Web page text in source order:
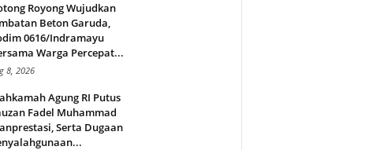
Royong Wujudkan
Beton Garuda,
0616/Indramayu
Warga Percepat...
8, 2026
Agung RI Putus
Fadel Muhammad
Serta Dugaan